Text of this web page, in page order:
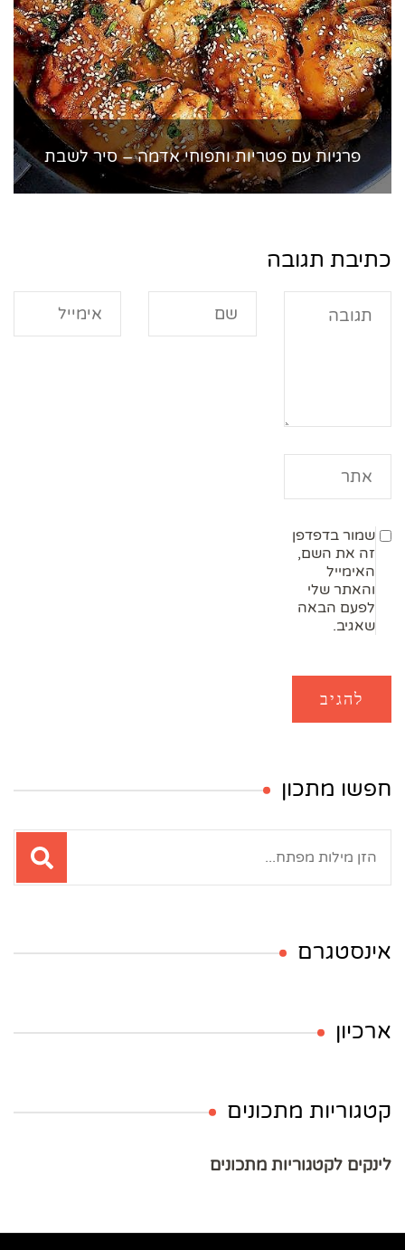
פרגיות עם פטריות ותפוחי אדמה – סיר לשבת
כתיבת תגובה
שמור בדפדפן
זה את השם,
האימייל
והאתר שלי
לפעם הבאה
שאגיב.
חפשו מתכון
אינסטגרם
ארכיון
קטגוריות מתכונים
לינקים לקטגוריות מתכונים